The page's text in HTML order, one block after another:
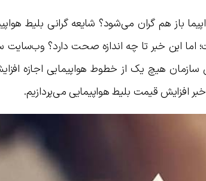
باز هم گران می‌شود؟ شایعه گرانی بلیط
اما این خبر تا چه اندازه صحت دارد؟ وب‌سایت
سازمان هیچ یک از خطوط هواپیمایی اجازه
افزایش قیمت بلیط هواپیمایی می‌پردازیم.